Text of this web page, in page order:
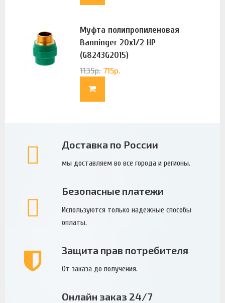
Муфта полипропиленовая
Banninger 20х1/2 НР
(G8243G2015)
1135р. 715р.
Доставка по России
мы доставляем во все города и регионы.
Безопасные платежи
Используются только надежные способы
оплаты.
Защита прав потребителя
От заказа до получения.
Онлайн заказ 24/7